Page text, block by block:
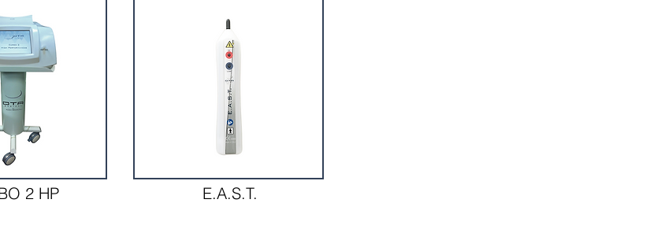
2 HP E.A.S.T.